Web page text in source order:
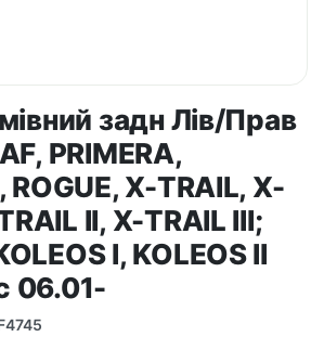
задн Лів/Прав
PRIMERA,
ROGUE, X-TRAIL, X-
II, X-TRAIL III;
I, KOLEOS II
06.01-